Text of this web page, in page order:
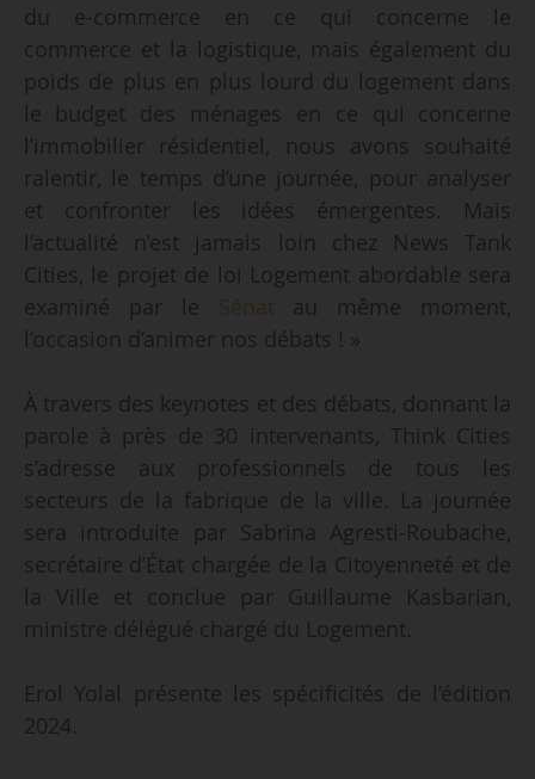
du e-commerce en ce qui concerne le
commerce et la logistique, mais également du
poids de plus en plus lourd du logement dans
le budget des ménages en ce qui concerne
l’immobilier résidentiel, nous avons souhaité
ralentir, le temps d’une journée, pour analyser
et confronter les idées émergentes. Mais
l’actualité n’est jamais loin chez News Tank
Cities, le projet de loi Logement abordable sera
examiné par le
au même moment,
l’occasion d’animer nos débats ! »
À travers des keynotes et des débats, donnant la
parole à près de 30 intervenants, Think Cities
s’adresse aux professionnels de tous les
secteurs de la fabrique de la ville. La journée
sera introduite par Sabrina Agresti-Roubache,
secrétaire d’État chargée de la Citoyenneté et de
la Ville et conclue par Guillaume Kasbarian,
ministre délégué chargé du Logement.
Erol Yolal présente les spécificités de l’édition
2024.